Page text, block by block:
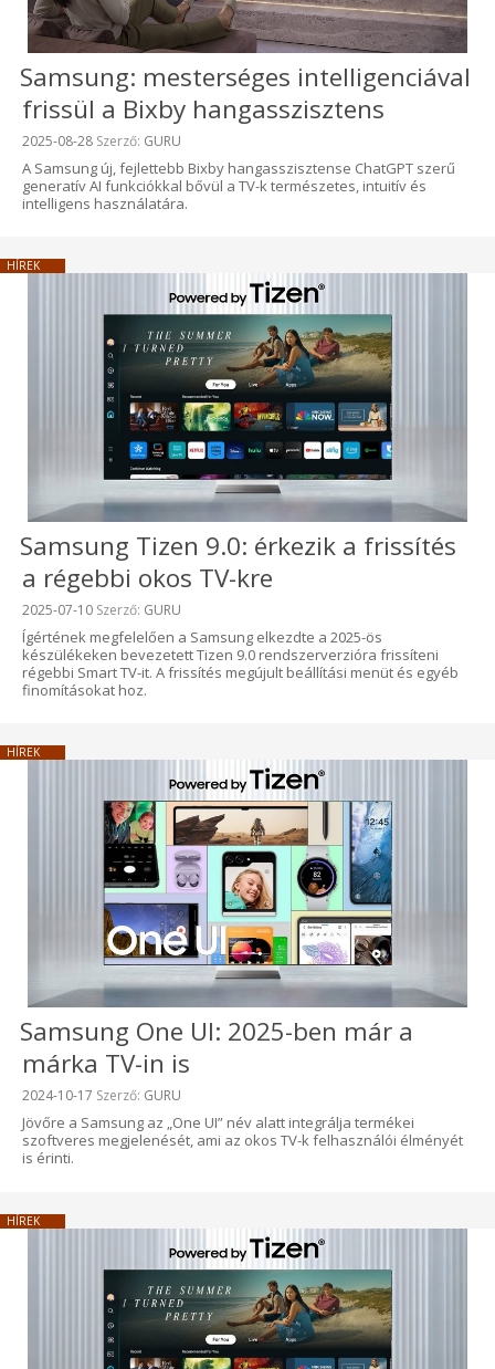
Samsung: mesterséges intelligenciával
frissül a Bixby hangasszisztens
Beküldve:
2025-08-28 Szerző: GURU
A Samsung új, fejlettebb Bixby hangasszisztense ChatGPT szerű
generatív AI funkciókkal bővül a TV-k természetes, intuitív és
intelligens használatára.
HÍREK
Samsung Tizen 9.0: érkezik a frissítés
a régebbi okos TV-kre
Beküldve:
2025-07-10 Szerző: GURU
Ígértének megfelelően a Samsung elkezdte a 2025-ös
készülékeken bevezetett Tizen 9.0 rendszerverzióra frissíteni
régebbi Smart TV-it. A frissítés megújult beállítási menüt és egyéb
finomításokat hoz.
HÍREK
Samsung One UI: 2025-ben már a
márka TV-in is
Beküldve:
2024-10-17 Szerző: GURU
Jövőre a Samsung az „One UI” név alatt integrálja termékei
szoftveres megjelenését, ami az okos TV-k felhasználói élményét
is érinti.
HÍREK